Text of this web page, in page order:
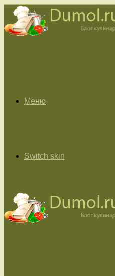
Меню
Switch skin